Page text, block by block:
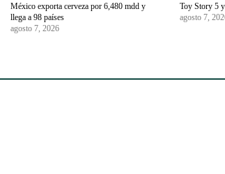
México exporta cerveza por 6,480 mdd y
llega a 98 países
agosto 7, 2026
Toy Story 5
agosto 7,